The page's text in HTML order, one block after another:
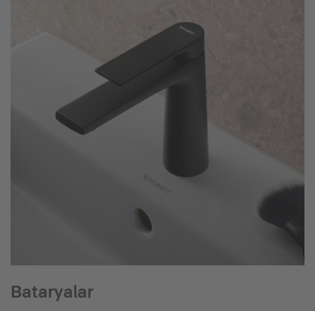
Bataryalar